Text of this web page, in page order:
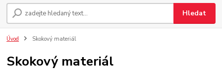
Hledat
Úvod Skokový materiál
Skokový materiál